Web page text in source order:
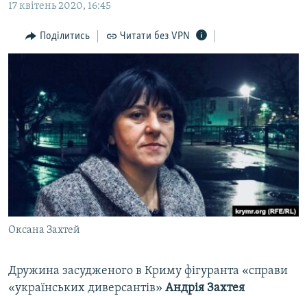
Перейти
пошукуІНТЕРВ'Ю
СПЕЦПРОЕКТИ
ДЕПОРТАЦІЯ
ВІДЕОУРОКИ «ELIFBE»
СВІДЧЕННЯ ОКУПАЦІЇ
УКРАЇНСЬКА ПРОБЛЕМА КРИМУ
ІНФОГРАФІКА
ЯК ОБІЙТИ БЛОКУВАННЯ
Русский
Qırımtatar
ДОЛУЧАЙСЯ!
Усі сайти RFE/RL
17 квітень 2020, 16:45
Поділитись Читати без VPN
Оксана Захтей
Дружина засудженого в Криму фігуранта «справи
«українських диверсантів» Андрія Захтея